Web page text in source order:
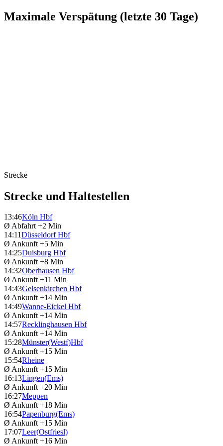
Maximale Verspätung (letzte 30 Tage)
Strecke
Strecke und Haltestellen
13:46Köln Hbf
Ø Abfahrt +2 Min
14:11Düsseldorf Hbf
Ø Ankunft +5 Min
14:25Duisburg Hbf
Ø Ankunft +8 Min
14:32Oberhausen Hbf
Ø Ankunft +11 Min
14:43Gelsenkirchen Hbf
Ø Ankunft +14 Min
14:49Wanne-Eickel Hbf
Ø Ankunft +14 Min
14:57Recklinghausen Hbf
Ø Ankunft +14 Min
15:28Münster(Westf)Hbf
Ø Ankunft +15 Min
15:54Rheine
Ø Ankunft +15 Min
16:13Lingen(Ems)
Ø Ankunft +20 Min
16:27Meppen
Ø Ankunft +18 Min
16:54Papenburg(Ems)
Ø Ankunft +15 Min
17:07Leer(Ostfriesl)
Ø Ankunft +16 Min